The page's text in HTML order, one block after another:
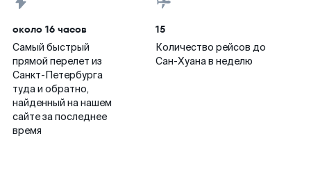
около 16 часов
Самый быстрый
прямой перелет из
Санкт-Петербурга
туда и обратно,
найденный на нашем
сайте за последнее
время
15
Количество рейсов до
Сан-Хуана в неделю